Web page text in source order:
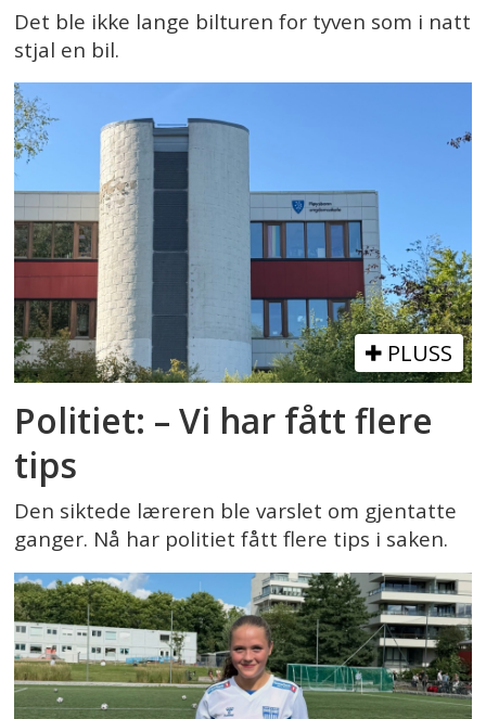
Det ble ikke lange bilturen for tyven som i natt
stjal en bil.
PLUSS
Politiet: – Vi har fått flere
tips
Den siktede læreren ble varslet om gjentatte
ganger. Nå har politiet fått flere tips i saken.